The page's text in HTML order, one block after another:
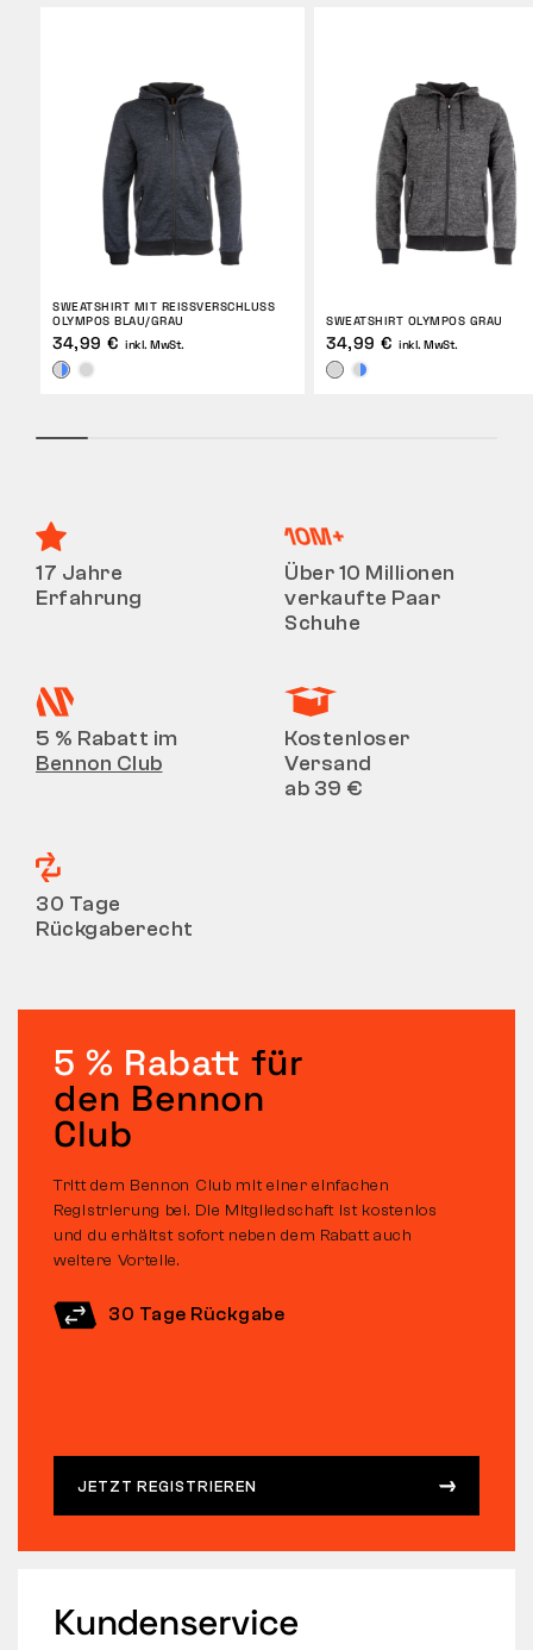
SWEATSHIRT MIT REISSVERSCHLUSS O
LYMPOS BLAU/GRAU
34,99 € inkl. MwSt.
SWEATSHIRT OLYMPOS GRAU
34,99 € inkl. MwSt.
17 Jahre
Erfahrung
Über 10 Millionen
verkaufte Paar
Schuhe
5 % Rabatt im
Bennon Club
Kostenloser
Versand
ab 39 €
30 Tage
Rückgaberecht
5 % Rabatt für
den Bennon
Club
Tritt dem Bennon Club mit einer einfachen
Registrierung bei. Die Mitgliedschaft ist kostenlos
und du erhältst sofort neben dem Rabatt auch
weitere Vorteile.
30 Tage Rückgabe
JETZT REGISTRIEREN
Kundenservice